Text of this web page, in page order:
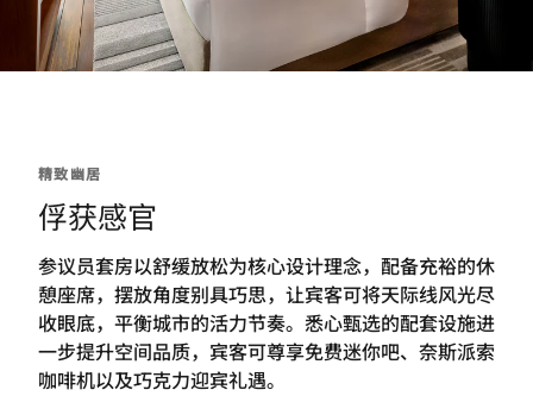
精致幽居
俘获感官
参议员套房以舒缓放松为核心设计理念，配备充裕的休
憩座席，摆放角度别具巧思，让宾客可将天际线风光尽
收眼底，平衡城市的活力节奏。悉心甄选的配套设施进
一步提升空间品质，宾客可尊享免费迷你吧、奈斯派索
咖啡机以及巧克力迎宾礼遇。